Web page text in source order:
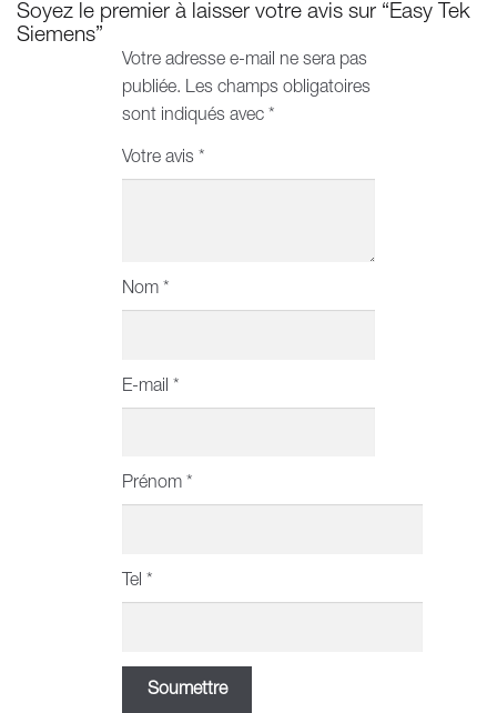
Soyez le premier à laisser votre avis sur “Easy Tek
Siemens”
Votre adresse e-mail ne sera pas
publiée. Les champs obligatoires
sont indiqués avec *
Votre avis *
Nom *
E-mail *
Prénom *
Tel *